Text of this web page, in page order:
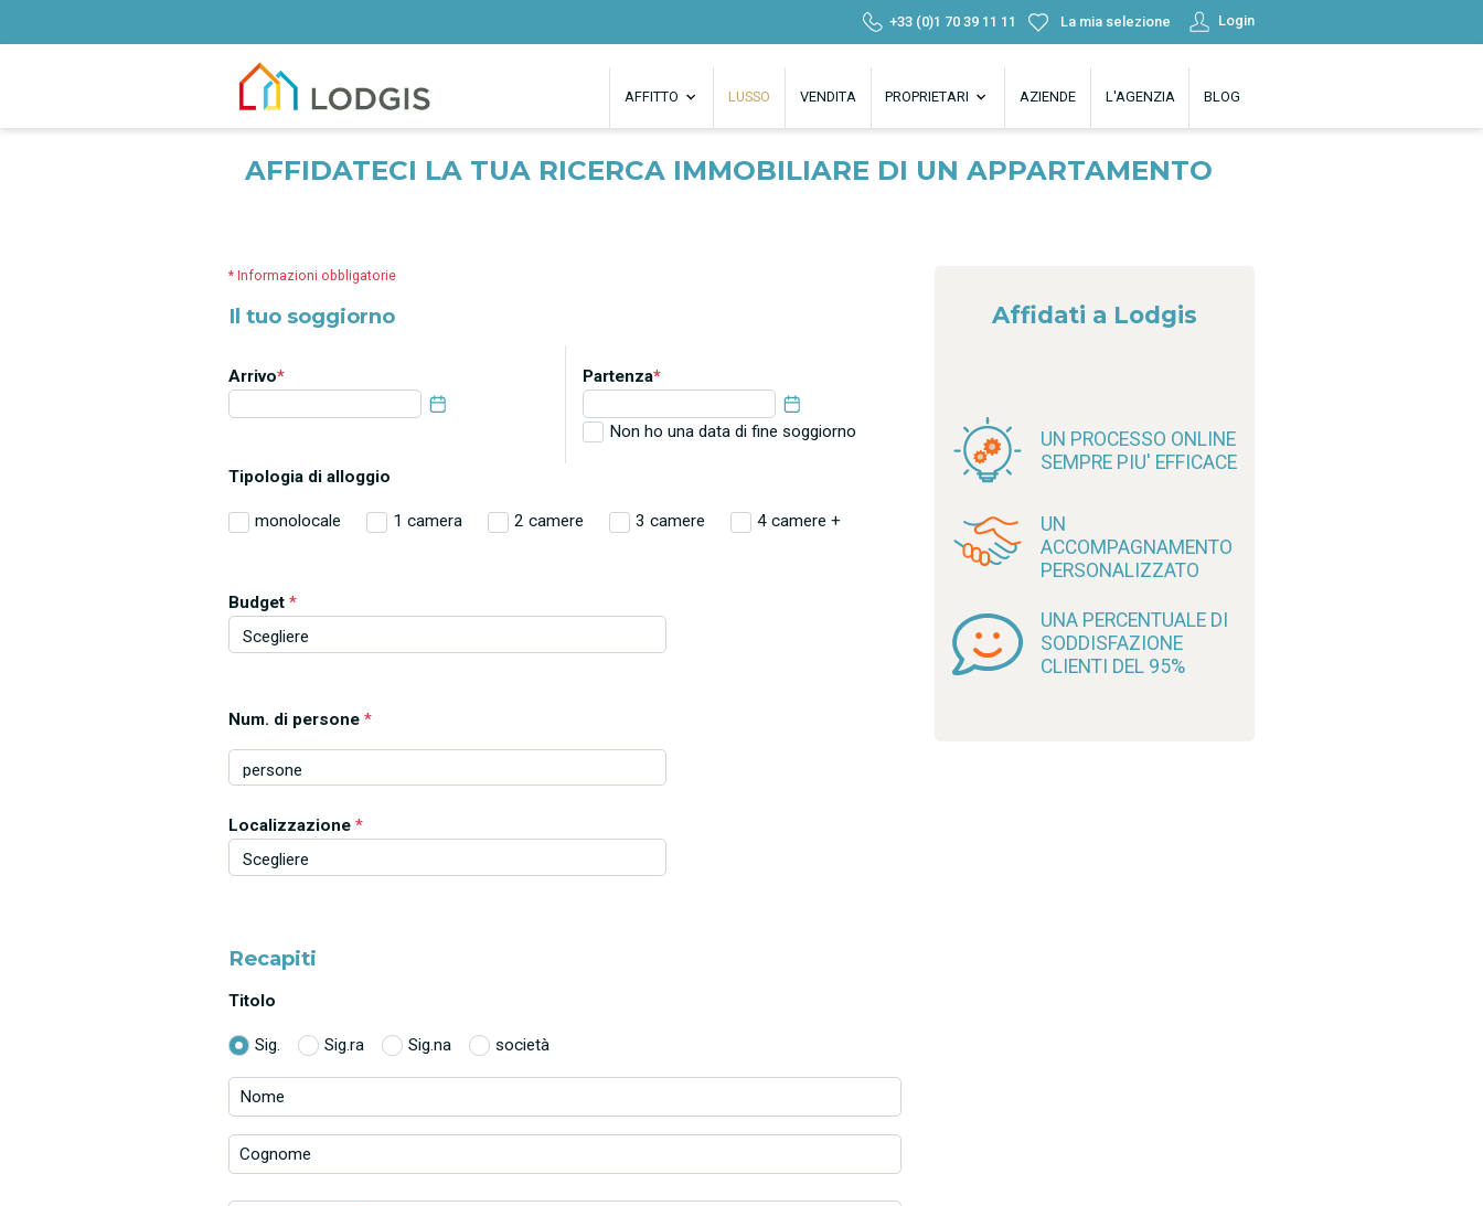
+33 (0)1 70 39 11 11 La mia selezione Login
AFFITTO LUSSO VENDITA PROPRIETARI AZIENDE L'AGENZIA BLOG
AFFIDATECI LA TUA RICERCA IMMOBILIARE DI UN APPARTAMENTO
* Informazioni obbligatorie
Il tuo soggiorno
Arrivo* Partenza*
Non ho una data di fine soggiorno
Tipologia di alloggio
monolocale 1 camera 2 camere 3 camere 4 camere +
Budget *
Num. di persone *
Localizzazione *
Recapiti
Titolo
Sig. Sig.ra Sig.na società
Nome
Cognome
Affidati a Lodgis
UN PROCESSO ONLINE
SEMPRE PIU' EFFICACE
UN
ACCOMPAGNAMENTO
PERSONALIZZATO
UNA PERCENTUALE DI
SODDISFAZIONE
CLIENTI DEL 95%